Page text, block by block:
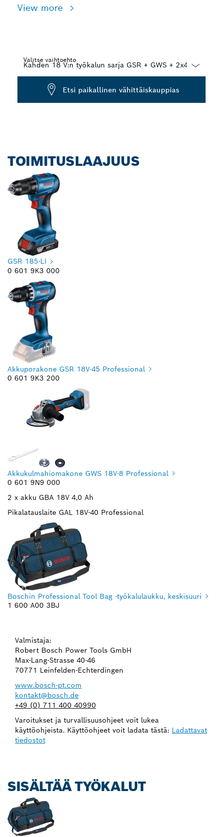
View more
Valitse vaihtoehto
Dropdown
Etsi paikallinen vähittäiskauppias
TOIMITUSLAAJUUS
GSR 185-LI
0 601 9K3 000
Akkuporakone GSR 18V-45 Professional
0 601 9K3 200
Akkukulmahiomakone GWS 18V-8 Professional
0 601 9N9 000
2 x akku GBA 18V 4,0 Ah
Pikalatauslaite GAL 18V-40 Professional
Boschin Professional Tool Bag -työkalulaukku, keskisuuri
1 600 A00 3BJ
Valmistaja:
Robert Bosch Power Tools GmbH
Max-Lang-Strasse 40-46
70771 Leinfelden-Echterdingen
www.bosch-pt.com
kontakt@bosch.de
+49 (0) 711 400 40990
Varoitukset ja turvallisuusohjeet voit lukea
käyttöohjeista. Käyttöohjeet voit ladata tästä: Ladattavat
tiedostot
SISÄLTÄÄ TYÖKALUT